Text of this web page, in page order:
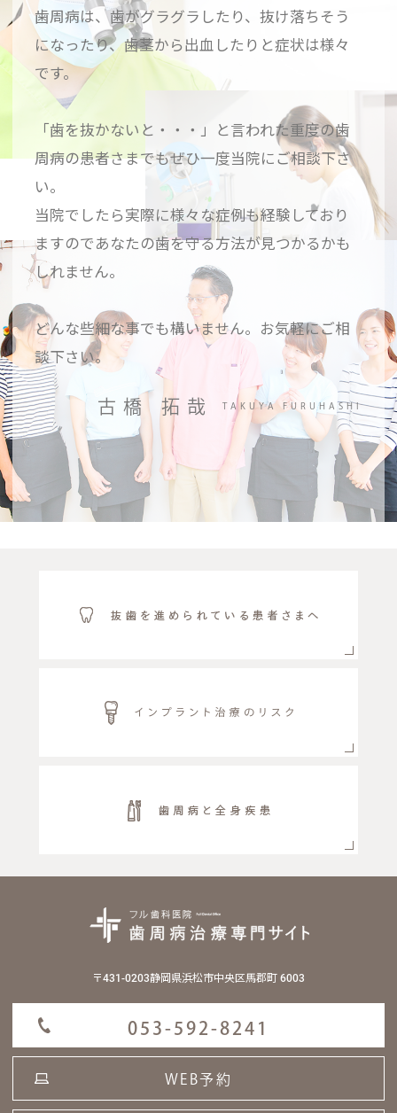
歯周病は、歯がグラグラしたり、抜け落ちそう
になったり、歯茎から出血したりと症状は様々
です。
「歯を抜かないと・・・」と言われた重度の歯
周病の患者さまでもぜひ一度当院にご相談下さ
い。
当院でしたら実際に様々な症例も経験しており
ますのであなたの歯を守る方法が見つかるかも
しれません。
どんな些細な事でも構いません。お気軽にご相
談下さい。
古橋 拓哉 TAKUYA FURUHASHI
〒431-0203静岡県浜松市中央区馬郡町 6003
053-592-8241
WEB予約